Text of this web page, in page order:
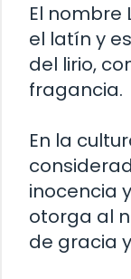
El nombre
el latín y
del lirio,
fragancia.
En la
inocencia
otorga al
de gracia